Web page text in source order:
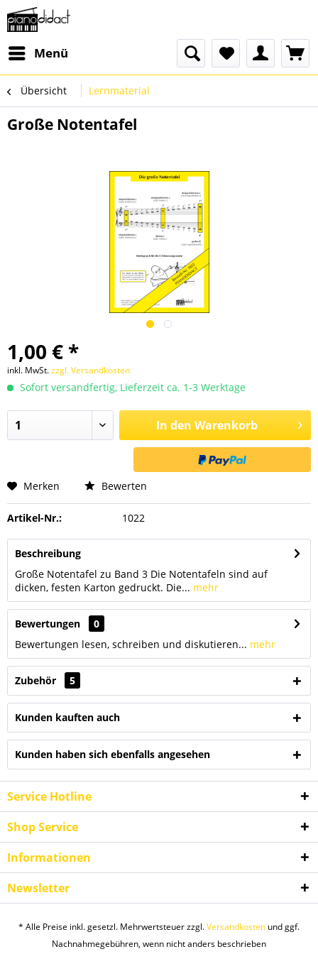
Menü
Übersicht Lernmaterial
Große Notentafel
1,00 € *
inkl. MwSt.zzgl. Versandkosten
Sofort versandfertig, Lieferzeit ca. 1-3 Werktage
In den Warenkorb
Merken Bewerten
Artikel-Nr.: 1022
Beschreibung
Große Notentafel zu Band 3 Die Notentafeln sind auf
dicken, festen Karton gedruckt. Die... mehr
Bewertungen
0
Bewertungen lesen, schreiben und diskutieren... mehr
Zubehör 5
Kunden kauften auch
Kunden haben sich ebenfalls angesehen
Service Hotline
Shop Service
Informationen
Newsletter
* Alle Preise inkl. gesetzl. Mehrwertsteuer zzgl.Versandkosten und ggf.
Nachnahmegebühren, wenn nicht anders beschrieben